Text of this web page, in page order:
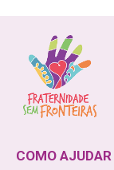
COMO AJUDAR